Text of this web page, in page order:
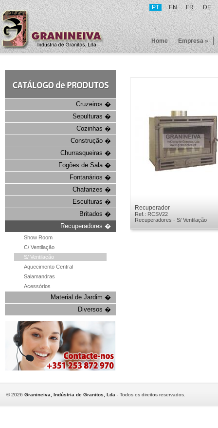
PT EN FR DE
Home Empresa »
Cruzeiros �
Sepulturas �
Cozinhas �
Construção �
Churrasqueiras �
Fogões de Sala �
Fontanários �
Chafarizes �
Esculturas �
Britados �
Recuperadores �
Show Room
C/ Ventilação
S/ Ventilação
Aquecimento Central
Salamandras
Acessórios
Material de Jardim �
Diversos �
Recuperador
Ref.: RCSV22
Recuperadores - S/ Ventilação
©2026 Granineiva, Indústria de Granitos, Lda - Todos os direitos reservados.